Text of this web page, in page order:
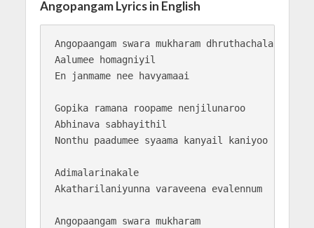
Angopangam Lyrics in English
Angopaangam swara mukharam dhruthachalanam
Aalumee homagniyil
En janmame nee havyamaai
Gopika ramana roopame nenjilunaroo
Abhinava sabhayithil
Nonthu paadumee syaama kanyail kaniyoo
Adimalarinakale
Akatharilaniyunna varaveena evalennum
Angopaangam swara mukharam